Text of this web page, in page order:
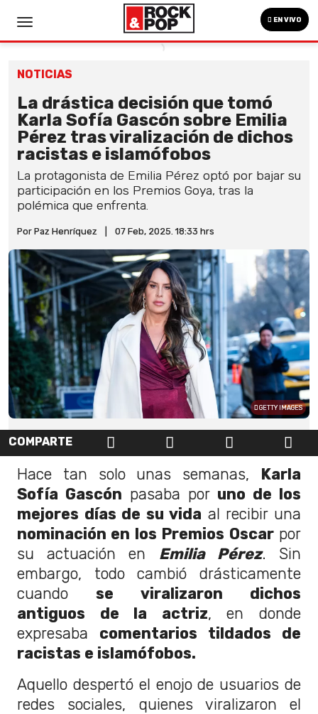
EN VIVO
NOTICIAS
La drástica decisión que tomó
Karla Sofía Gascón sobre Emilia
Pérez tras viralización de dichos
racistas e islamófobos
La protagonista de Emilia Pérez optó por bajar su
participación en los Premios Goya, tras la
polémica que enfrenta.
Por Paz Henríquez 07 Feb, 2025. 18:33 hrs
GETTY IMAGES
COMPARTE
Hace tan solo unas semanas, Karla
Sofía Gascón pasaba por uno de los
mejores días de su vida al recibir una
nominación en los Premios Oscarpor
su actuación en Emilia Pérez. Sin
embargo, todo cambió drásticamente
cuandose viralizaron dichos
antiguos de la actriz, en donde
expresaba comentarios tildados de
racistas e islamófobos.
Aquello despertó el enojo de usuarios de
redes sociales, quienes viralizaron el